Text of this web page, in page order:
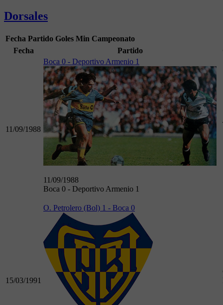
Dorsales
Fecha Partido Goles Min Campeonato
Fecha
Partido
11/09/1988
Boca 0 - Deportivo Armenio 1
11/09/1988
Boca 0 - Deportivo Armenio 1
15/03/1991
O. Petrolero (Bol) 1 - Boca 0